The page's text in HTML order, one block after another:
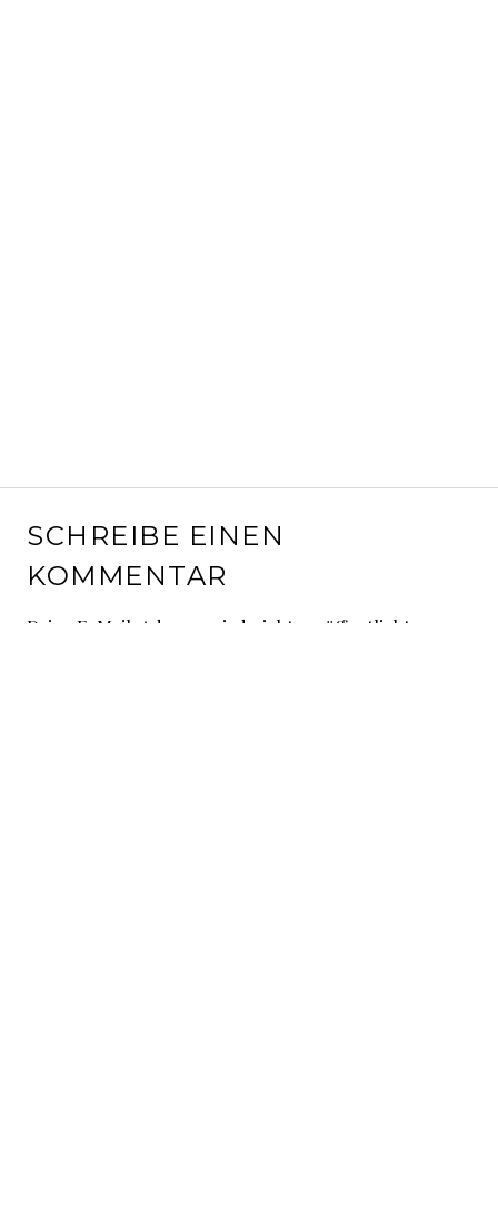
SCHREIBE EINEN
KOMMENTAR
Deine E-Mail-Adresse wird nicht veröffentlicht.